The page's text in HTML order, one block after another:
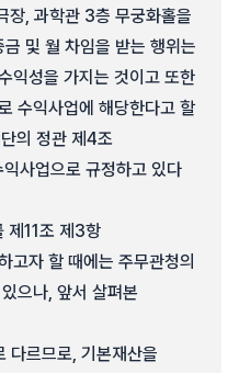
장, 과학관 3층 무궁화홀을
및 월 차임을 받는 행위는
익성을 가지는 것이고 또한
수익사업에 해당한다고 할
의 정관 제4조
사업으로 규정하고 있다
제11조 제3항
고자 할 때에는 주무관청의
으나, 앞서 살펴본
다르므로, 기본재산을